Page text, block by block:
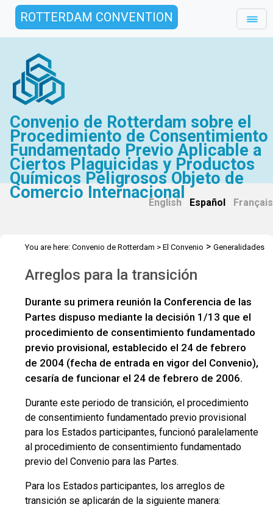
ROTTERDAM CONVENTION
Convenio de Rotterdam sobre el
Procedimiento de Consentimiento
Fundamentado Previo Aplicable a
Ciertos Plaguicidas y Productos
Químicos Peligrosos Objeto de
Comercio Internacional
English Español Français
You are here: Convenio de Rotterdam > El Convenio > Generalidades
Arreglos para la transición
Durante su primera reunión la Conferencia de las
Partes dispuso mediante la decisión 1/13 que el
procedimiento de consentimiento fundamentado
previo provisional, establecido el 24 de febrero
de 2004 (fecha de entrada en vigor del Convenio),
cesaría de funcionar el 24 de febrero de 2006.
Durante este periodo de transición, el procedimiento
de consentimiento fundamentado previo provisional
para los Estados participantes, funcionó paralelamente
al procedimiento de consentimiento fundamentado
previo del Convenio para las Partes.
Para los Estados participantes, los arreglos de
transición se aplicarán de la siguiente manera: